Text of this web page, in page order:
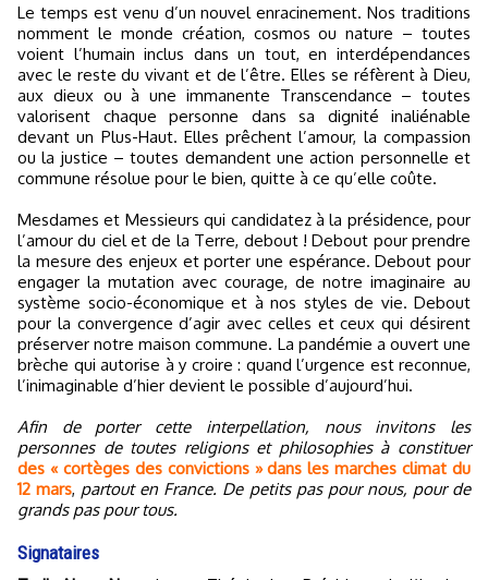
Le temps est venu d’un nouvel enracinement. Nos traditions
nomment le monde création, cosmos ou nature – toutes
voient l’humain inclus dans un tout, en interdépendances
avec le reste du vivant et de l’être. Elles se réfèrent à Dieu,
aux dieux ou à une immanente Transcendance – toutes
valorisent chaque personne dans sa dignité inaliénable
devant un Plus-Haut. Elles prêchent l’amour, la compassion
ou la justice – toutes demandent une action personnelle et
commune résolue pour le bien, quitte à ce qu’elle coûte.
Mesdames et Messieurs qui candidatez à la présidence, pour
l’amour du ciel et de la Terre, debout ! Debout pour prendre
la mesure des enjeux et porter une espérance. Debout pour
engager la mutation avec courage, de notre imaginaire au
système socio-économique et à nos styles de vie. Debout
pour la convergence d’agir avec celles et ceux qui désirent
préserver notre maison commune. La pandémie a ouvert une
brèche qui autorise à y croire : quand l’urgence est reconnue,
l’inimaginable d’hier devient le possible d’aujourd’hui.
Afin de porter cette interpellation, nous invitons les
personnes de toutes religions et philosophies à constituer
des « cortèges des convictions » dans les marches climat du
12 mars, partout en France. De petits pas pour nous, pour de
grands pas pour tous.
Signataires